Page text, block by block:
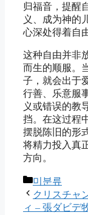
归福音，提醒
义、成为神的
心深处得着自
这种自由并非
而生的顺服。
子，就会出于
行善、乐意服
义或错误的教
挡。在这过程
摆脱陈旧的形
将精力投入真
方向。
Categories
미분류
クリスチャ
ィ – 張ダビデ